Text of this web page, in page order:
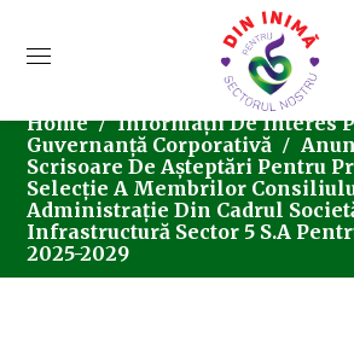
Home
Informații De Interes
Guvernanță Corporativă
Scrisoare De Așteptări Pentru
Selecție A Membrilor
Administrație Din Cadrul
Infrastructură Sector 5 S.A
2025-2029